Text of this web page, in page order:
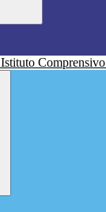
Istituto Comprensivo